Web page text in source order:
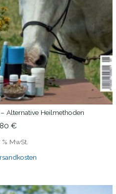
Alternative Heilmethoden
€
% MwSt.